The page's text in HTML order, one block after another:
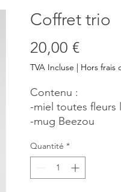
Coffret trio
20,00 €Prix
TVA Incluse | Hors frais
Contenu :
-miel toutes fleurs
-mug Beezou
Quantité *